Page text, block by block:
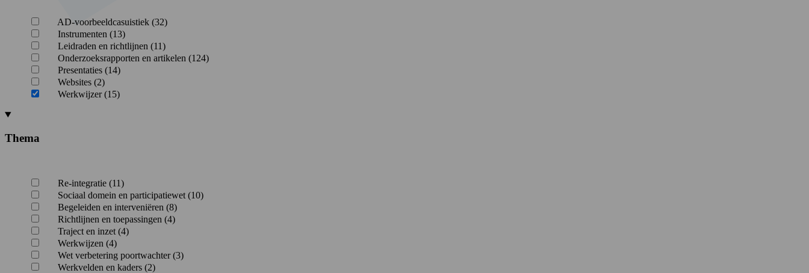
AD-voorbeeldcasuistiek (32)
Instrumenten (13)
Leidraden en richtlijnen (11)
Onderzoeksrapporten en artikelen (124)
Presentaties (14)
Websites (2)
Werkwijzer (15)
Thema
Re-integratie (11)
Sociaal domein en participatiewet (10)
Begeleiden en interveniëren (8)
Richtlijnen en toepassingen (4)
Traject en inzet (4)
Werkwijzen (4)
Wet verbetering poortwachter (3)
Werkvelden en kaders (2)